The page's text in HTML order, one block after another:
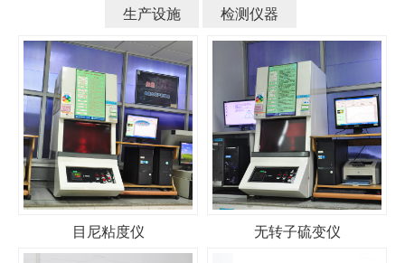
生产设施 检测仪器
目尼粘度仪 无转子硫变仪